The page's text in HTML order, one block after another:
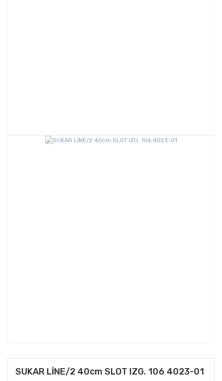
SUKAR LİNE/2 40cm SLOT IZG. 106 4023-01